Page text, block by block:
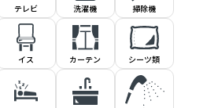
テレビ 洗濯機 掃除機
イス カーテン シーツ類